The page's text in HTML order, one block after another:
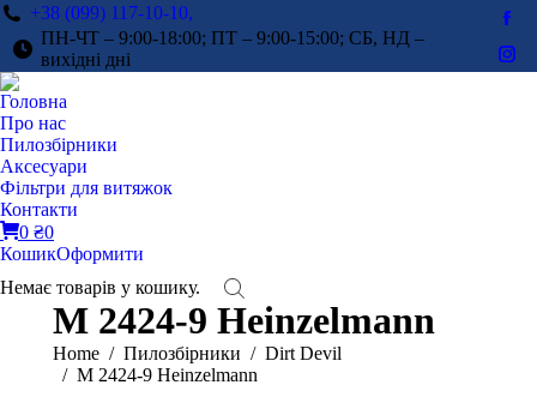
+38 (099) 117-10-10,
ПН-ЧТ – 9:00-18:00; ПТ – 9:00-15:00; СБ, НД –
вихідні дні
Головна
Про нас
Пилозбірники
Аксесуари
Фільтри для витяжок
Контакти
0 ₴0
КошикОформити
Немає товарів у кошику.
M 2424-9 Heinzelmann
You are here:
Home Пилозбірники
Dirt Devil
M 2424-9 Heinzelmann